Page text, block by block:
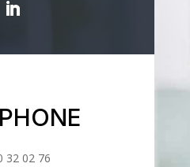
32 02 76